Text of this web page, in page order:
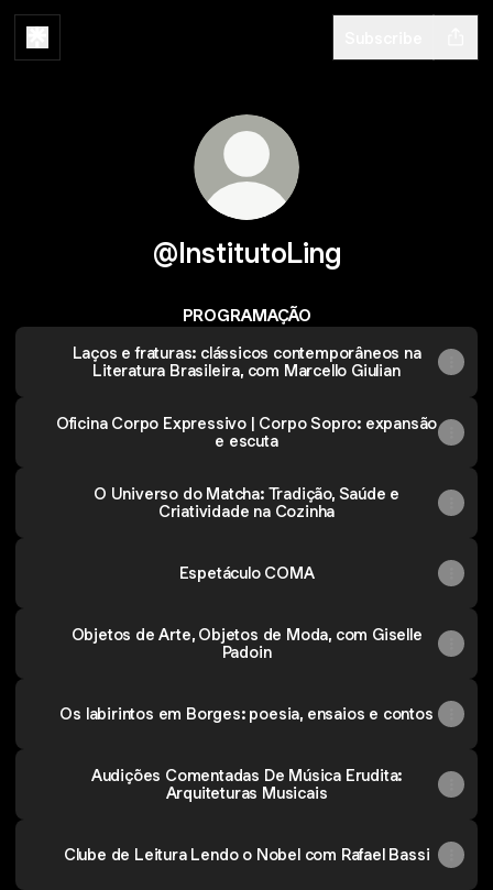
@InstitutoLing
PROGRAMAÇÃO
Laços e fraturas: clássicos contemporâneos na
Literatura Brasileira, com Marcello Giulian
Oficina Corpo Expressivo | Corpo Sopro: expansão
e escuta
O Universo do Matcha: Tradição, Saúde e
Criatividade na Cozinha
Espetáculo COMA
Objetos de Arte, Objetos de Moda, com Giselle
Padoin
Os labirintos em Borges: poesia, ensaios e contos
Audições Comentadas De Música Erudita:
Arquiteturas Musicais
Clube de Leitura Lendo o Nobel com Rafael Bassi